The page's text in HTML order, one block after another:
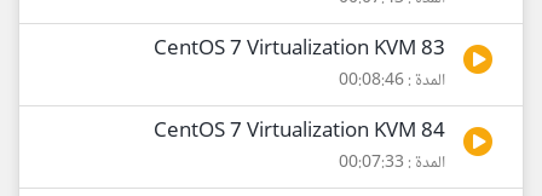
83 CentOS 7 Virtualization KVM
المدة : 00:08:46
84 CentOS 7 Virtualization KVM
المدة : 00:07:33